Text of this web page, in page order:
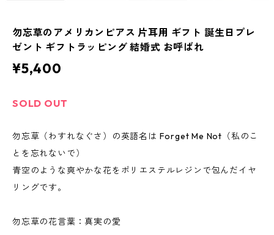
勿忘草のアメリカンピアス 片耳用 ギフト 誕生日プレ
ゼント ギフトラッピング 結婚式 お呼ばれ
¥5,400
SOLD OUT
勿忘草（わすれなぐさ）の英語名は Forget Me Not（私のこ
とを忘れないで）
青空のような爽やかな花をポリエステルレジンで包んだイヤ
リングです。
勿忘草の花言葉：真実の愛